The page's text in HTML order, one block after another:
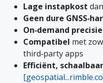
Lage instapkost
Geen dure
On‑demand precisie
Compatibel met
third‑party apps
Efficiënt,